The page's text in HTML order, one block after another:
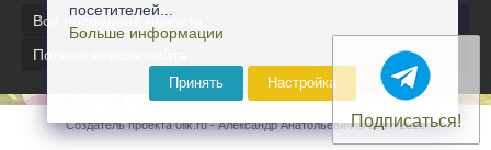
Все последние новости
Полная версия сайта
Создатель проекта 0lik.ru - Александр Анатольевич © 2007-2026
Подписаться!
посетителей...
Больше информации
Принять Настройка